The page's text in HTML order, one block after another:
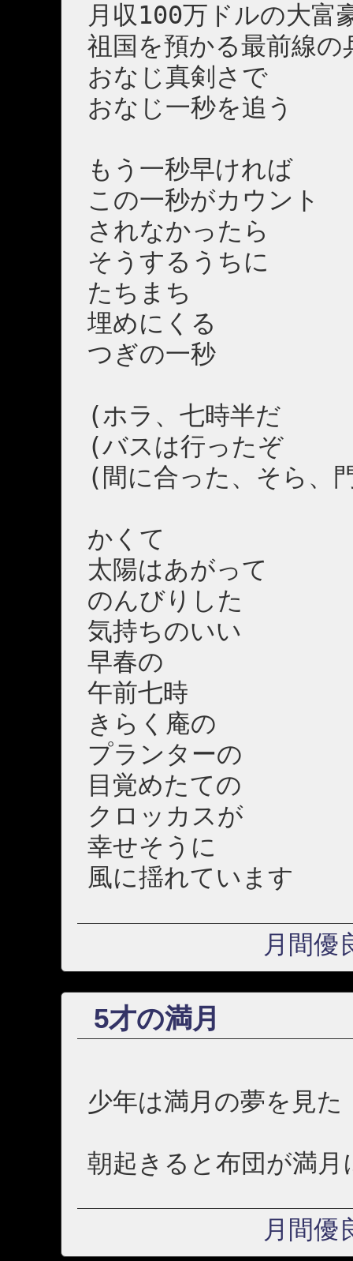
月収100万ドルの大富
祖国を預かる最前線の
おなじ真剣さで
おなじ一秒を追う
もう一秒早ければ
この一秒がカウント
されなかったら
そうするうちに
たちまち
埋めにくる
つぎの一秒
(ホラ、七時半だ
(バスは行ったぞ
(間に合った、そら、
かくて
太陽はあがって
のんびりした
気持ちのいい
早春の
午前七時
きらく庵の
プランターの
目覚めたての
クロッカスが
幸せそうに
風に揺れています
月間優
5才の満月
少年は満月の夢を見た
朝起きると布団が満月
月間優